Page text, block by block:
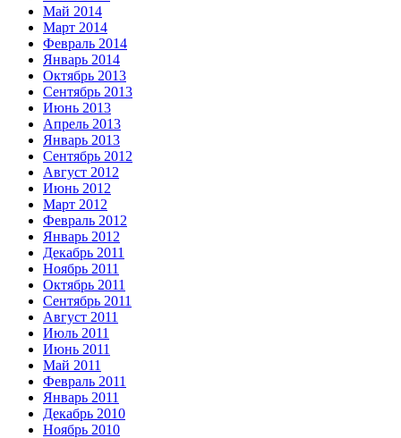
Май 2014
Март 2014
Февраль 2014
Январь 2014
Октябрь 2013
Сентябрь 2013
Июнь 2013
Апрель 2013
Январь 2013
Сентябрь 2012
Август 2012
Июнь 2012
Март 2012
Февраль 2012
Январь 2012
Декабрь 2011
Ноябрь 2011
Октябрь 2011
Сентябрь 2011
Август 2011
Июль 2011
Июнь 2011
Май 2011
Февраль 2011
Январь 2011
Декабрь 2010
Ноябрь 2010